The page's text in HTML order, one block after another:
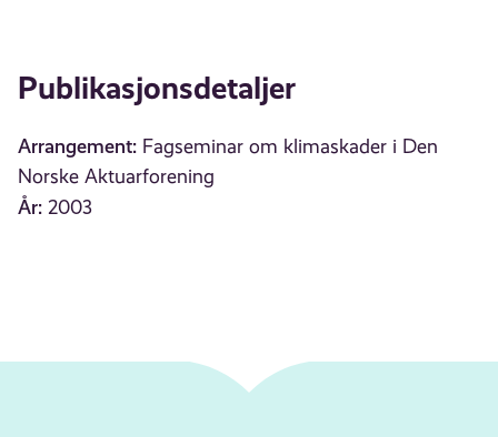
Publikasjonsdetaljer
Arrangement: Fagseminar om klimaskader i Den
Norske Aktuarforening
År: 2003